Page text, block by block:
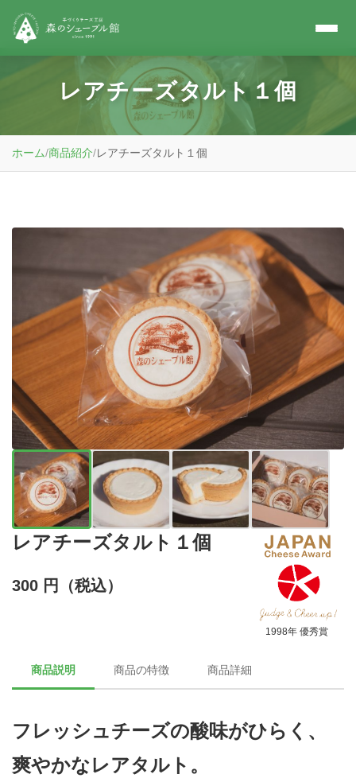
レアチーズタルト１個
ホーム/商品紹介/レアチーズタルト１個
レアチーズタルト１個
300 円（税込）
1998年 優秀賞
商品説明 商品の特徴 商品詳細
フレッシュチーズの酸味がひらく、
爽やかなレアタルト。